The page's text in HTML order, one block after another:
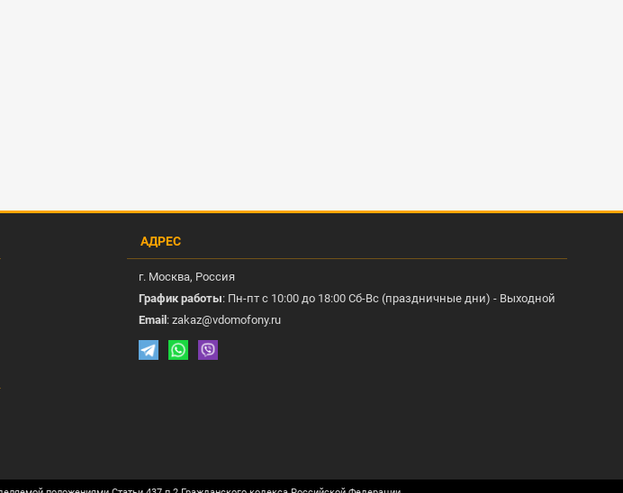
АДРЕС
г. Москва, Россия
График работы: Пн-пт с 10:00 до 18:00 Сб-Вс (праздничные дни) - Выходной
Email : zakaz@vdomofony.ru